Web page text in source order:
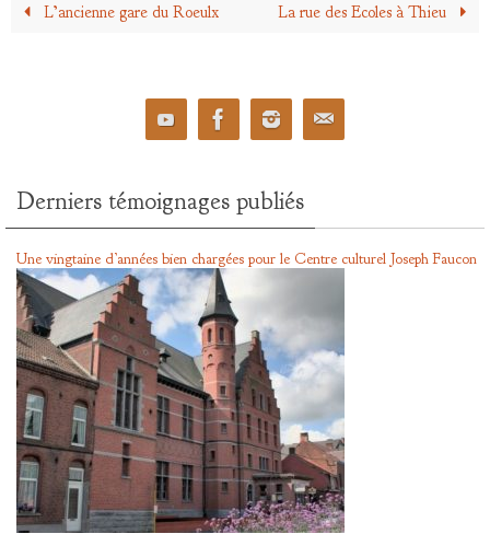
L’ancienne gare du Roeulx La rue des Ecoles à Thieu
Derniers témoignages publiés
Une vingtaine d’années bien chargées pour le Centre culturel Joseph Faucon